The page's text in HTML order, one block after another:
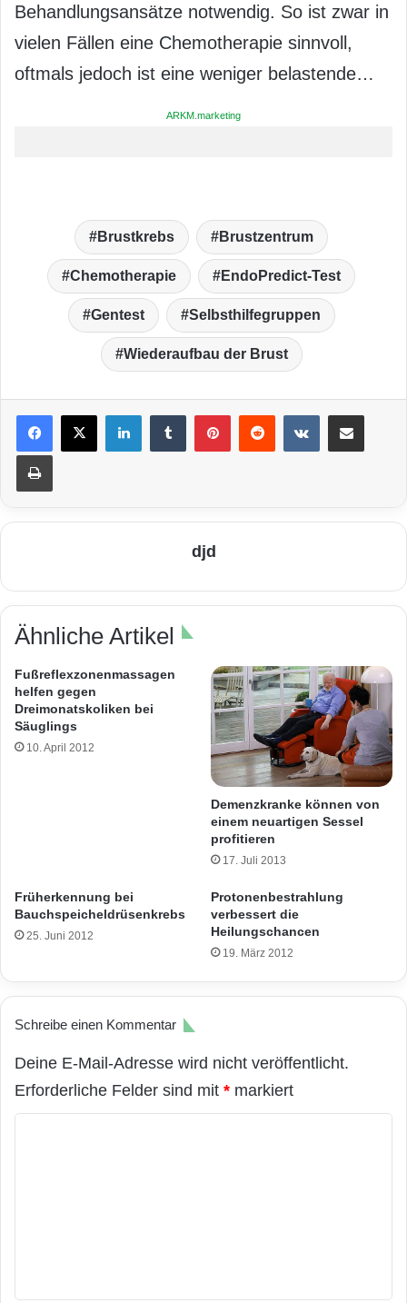
Behandlungsansätze notwendig. So ist zwar in
vielen Fällen eine Chemotherapie sinnvoll,
oftmals jedoch ist eine weniger belastende…
ARKM.marketing
Brustkrebs Brustzentrum
Chemotherapie EndoPredict-Test
Gentest Selbsthilfegruppen
Wiederaufbau der Brust
LinkedIn VKontakte
Drucken
djd
Ähnliche Artikel
Fußreflexzonenmassagen
helfen gegen
Dreimonatskoliken bei
Säuglings
10. April 2012
Demenzkranke können von
einem neuartigen Sessel
profitieren
17. Juli 2013
Früherkennung bei
Bauchspeicheldrüsenkrebs
25. Juni 2012
Protonenbestrahlung
verbessert die
Heilungschancen
19. März 2012
Schreibe einen Kommentar
Deine E-Mail-Adresse wird nicht veröffentlicht.
Erforderliche Felder sind mit * markiert